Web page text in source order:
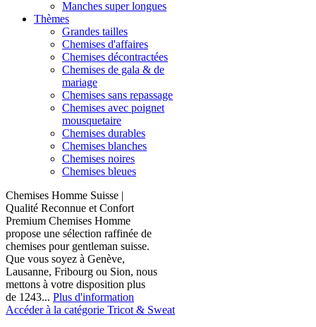
Manches super longues
Thèmes
Grandes tailles
Chemises d'affaires
Chemises décontractées
Chemises de gala & de
mariage
Chemises sans repassage
Chemises avec poignet
mousquetaire
Chemises durables
Chemises blanches
Chemises noires
Chemises bleues
Chemises Homme Suisse |
Qualité Reconnue et Confort
Premium Chemises Homme
propose une sélection raffinée de
chemises pour gentleman suisse.
Que vous soyez à Genève,
Lausanne, Fribourg ou Sion, nous
mettons à votre disposition plus
de 1243... Plus d'information
Accéder à la catégorie Tricot & Sweat